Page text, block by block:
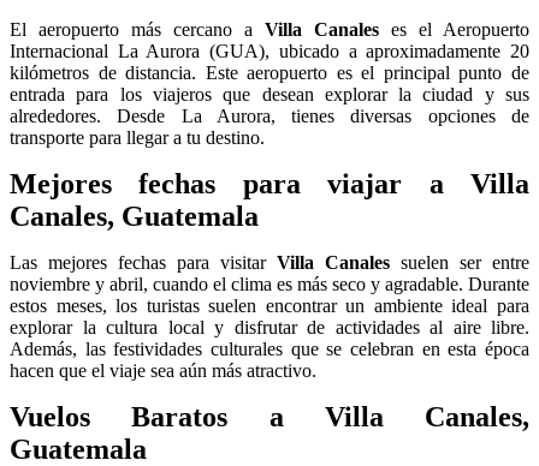
El aeropuerto más cercano a Villa Canales es el Aeropuerto
Internacional La Aurora (GUA), ubicado a aproximadamente 20
kilómetros de distancia. Este aeropuerto es el principal punto de
entrada para los viajeros que desean explorar la ciudad y sus
alrededores. Desde La Aurora, tienes diversas opciones de
transporte para llegar a tu destino.
Mejores fechas para viajar a Villa
Canales, Guatemala
Las mejores fechas para visitar Villa Canales suelen ser entre
noviembre y abril, cuando el clima es más seco y agradable. Durante
estos meses, los turistas suelen encontrar un ambiente ideal para
explorar la cultura local y disfrutar de actividades al aire libre.
Además, las festividades culturales que se celebran en esta época
hacen que el viaje sea aún más atractivo.
Vuelos Baratos a Villa Canales,
Guatemala